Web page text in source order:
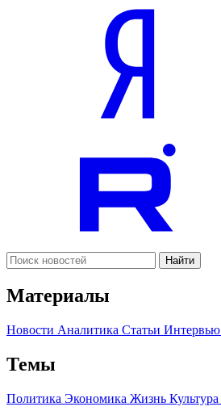
Найти
Материалы
Новости Аналитика Статьи Интервью
Темы
Политика Экономика Жизнь Культура